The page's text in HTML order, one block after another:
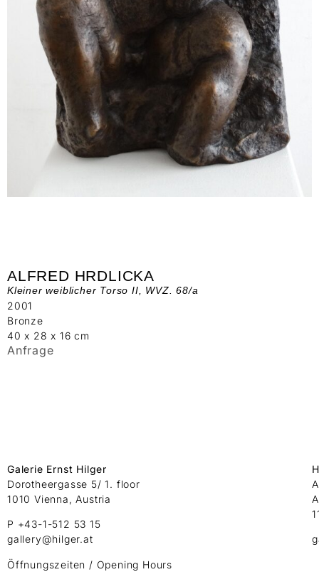
ALFRED HRDLICKA
Kleiner weiblicher Torso II, WVZ. 68/a
2001
Bronze
40 x 28 x 16 cm
Anfrage
Galerie Ernst Hilger
Dorotheergasse 5/ 1. floor
1010 Vienna, Austria
P +43-1-512 53 15
gallery@hilger.at
Öffnungszeiten / Opening Hours